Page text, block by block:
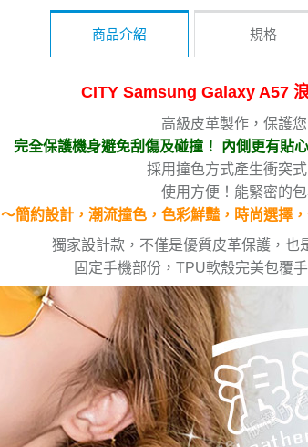
商品介紹 規格
CITY Samsung Galaxy A57
高級皮革製作，保護您
完全保護機身避免刮傷及碰撞！ 內側更有貼
採用撞色方式產生衝突式
使用方便！能緊密的包
～簡約設計，潮流撞色，色彩鮮豔，時尚選擇
獨家設計款，不僅是優質皮革保護，也
固定手機部份，TPU軟殼完美包覆